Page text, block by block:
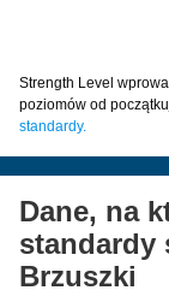
Strength Level
poziomów od
standardy.
Dane, na
standardy
Brzuszki